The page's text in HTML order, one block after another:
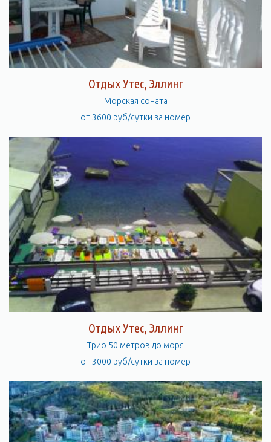
Отдых Утес, Эллинг
Морская соната
от 3600 руб/сутки за номер
Отдых Утес, Эллинг
Трио 50 метров до моря
от 3000 руб/сутки за номер